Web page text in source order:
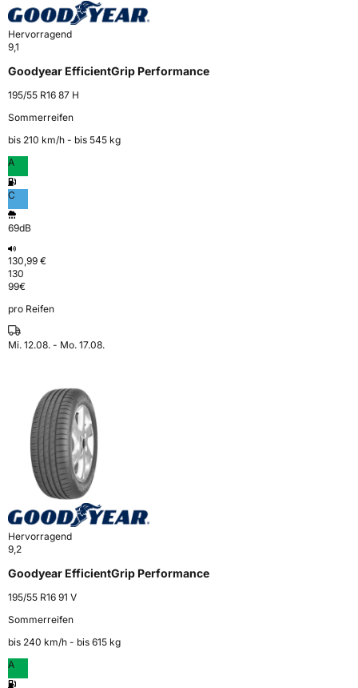
Hervorragend
9,1
Goodyear EfficientGrip Performance
195/55 R16 87 H
Sommerreifen
bis 210 km⁠/⁠h - bis 545 kg
A
C
69dB
130,99 €
130
99€
pro Reifen
Mi. 12.08. - Mo. 17.08.
Hervorragend
9,2
Goodyear EfficientGrip Performance
195/55 R16 91 V
Sommerreifen
bis 240 km⁠/⁠h - bis 615 kg
A